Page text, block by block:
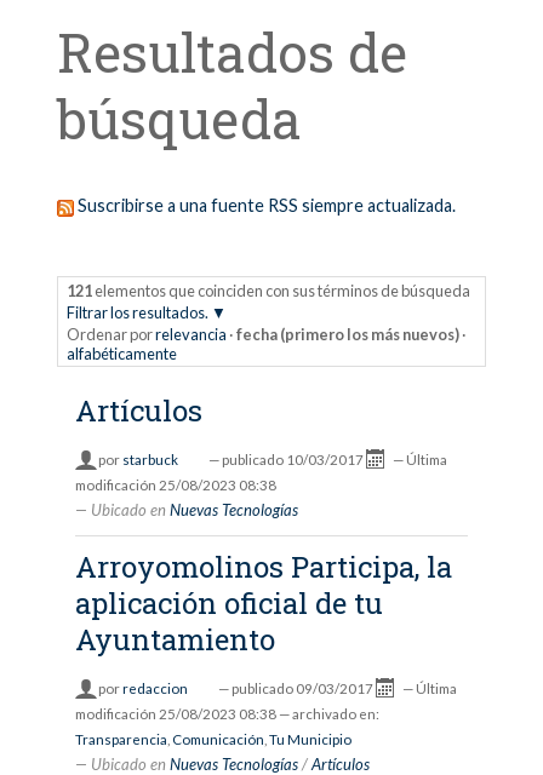
Resultados de
búsqueda
Suscribirse a una fuente RSS siempre actualizada.
121elementos que coinciden con sus términos de búsqueda
Filtrar los resultados.
Ordenar porrelevancia ·fecha (primero los más nuevos) ·
alfabéticamente
Artículos
por starbuck — publicado 10/03/2017 — Última
modificación 25/08/2023 08:38
Ubicado en Nuevas Tecnologías
Arroyomolinos Participa, la
aplicación oficial de tu
Ayuntamiento
porredaccion — publicado 09/03/2017 — Última
modificación 25/08/2023 08:38 — archivado en:
Transparencia Comunicación Tu Municipio
Ubicado en Nuevas Tecnologías /Artículos